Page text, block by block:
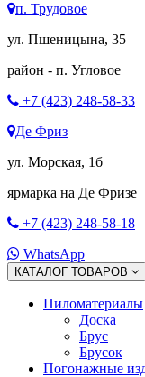
п. Трудовое
ул. Пшеницына, 35
район - п. Угловое
+7 (423) 248-58-33
Де Фриз
ул. Морская, 1б
ярмарка на Де Фризе
+7 (423) 248-58-18
WhatsApp
КАТАЛОГ ТОВАРОВ
Пиломатериалы
Доска
Брус
Брусок
Погонажные